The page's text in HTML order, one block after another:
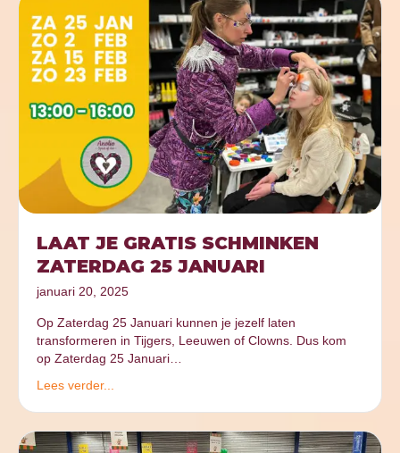
LAAT JE GRATIS SCHMINKEN
ZATERDAG 25 JANUARI
januari 20, 2025
Op Zaterdag 25 Januari kunnen je jezelf laten
transformeren in Tijgers, Leeuwen of Clowns. Dus kom
op Zaterdag 25 Januari…
Lees verder...